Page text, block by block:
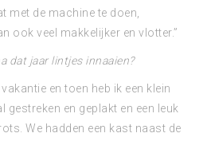
met de machine te doen,
ook veel makkelijker en vlotter.”
dat jaar lintjes innaaien?
en toen heb ik een klein
gestreken en geplakt en een leuk
We hadden een kast naast de